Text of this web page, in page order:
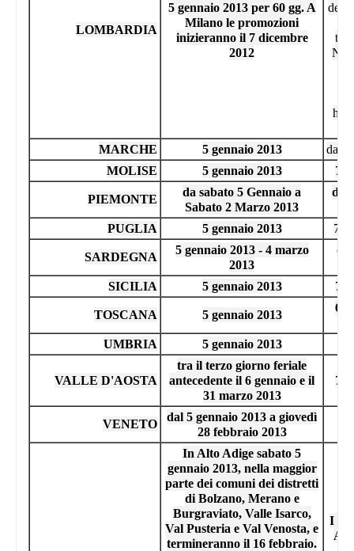
LOMBARDIA
5 gennaio 2013 per 60 gg. A
Milano le promozioni
inizieranno il 7 dicembre
2012
dei
MARCHE 5 gennaio 2013
dal 7
MOLISE
5 gennaio 2013 7
PIEMONTE
da sabato 5 Gennaio a
Sabato 2 Marzo 2013
da
PUGLIA 5 gennaio 2013 7
SARDEGNA
5 gennaio 2013 - 4 marzo
2013
SICILIA 5 gennaio 2013 7
TOSCANA 5 gennaio 2013
6
UMBRIA 5 gennaio 2013
VALLE D'AOSTA
tra il terzo giorno feriale
antecedente il 6 gennaio e il
31 marzo 2013
7
VENETO
dal 5 gennaio 2013 a giovedì
28 febbraio 2013
In Alto Adige sabato 5
gennaio 2013, nella maggior
parte dei comuni dei distretti
di Bolzano, Merano e
Burgraviato, Valle Isarco,
Val Pusteria e Val Venosta, e
termineranno il 16 febbraio.
I